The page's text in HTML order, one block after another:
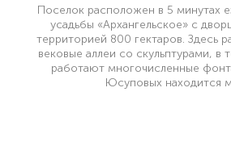
Поселок расположен в 5 минутах
усадьбы «Архангельское» с
территорией 800 гектаров. Здесь
вековые аллеи со скульптурами, в
работают многочисленные
Юсуповых находится